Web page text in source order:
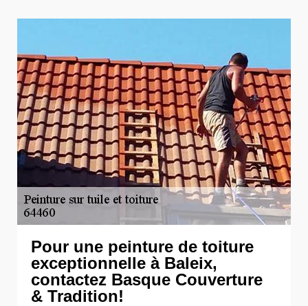
Pour une peinture de toiture
exceptionnelle à Baleix,
contactez Basque Couverture
& Tradition!